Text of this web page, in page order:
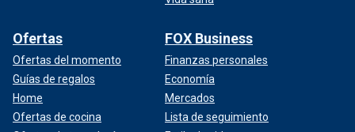
Ofertas
Ofertas del momento
Guías de regalos
Home
Ofertas de cocina
FOX Business
Finanzas personales
Economía
Mercados
Lista de seguimiento